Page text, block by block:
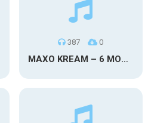
387 0
MAXO KREAM – 6 MONTHS CLEAN